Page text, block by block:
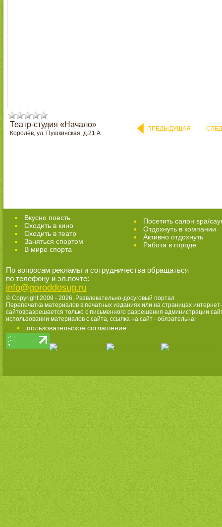
Театр-студия «Начало»
Королёв, ул. Пушкинская, д.21 А
ПРЕДЫДУЩАЯ
Вкусно поесть
Сходить в кино
Cходить в театр
Заняться спортом
В мире спорта
Посетить салон spa/
Отдохнуть в компании
Активно отдохнуть
Работа в городе
По вопросам рекламы и сотрудничества обращаться
по телефону и эл.почте:
info@goroddosug.ru
© Copyright 2009 - 2026, Развлекательно-досуговый портал
Перепечатка материалов в печатных изданиях или на страницах интернет-
сайтовразрешается только с письменного разрешения администрации
использовании материалов с сайта, ссылка на сайт - обязательна!
пользовательское соглашение